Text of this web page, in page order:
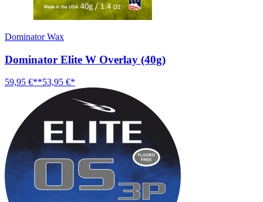
Dominator Wax
Dominator Elite W Overlay (40g)
59,95 €**53,95 €*